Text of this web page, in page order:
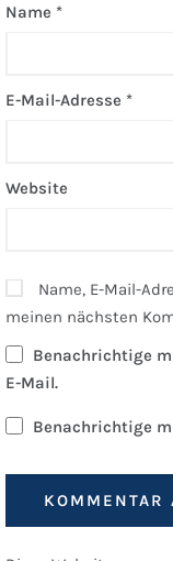
Name *
E-Mail-Adresse *
Website
Name, E-Mail-
meinen nächsten
Benachrichtige
E-Mail.
Benachrichtige